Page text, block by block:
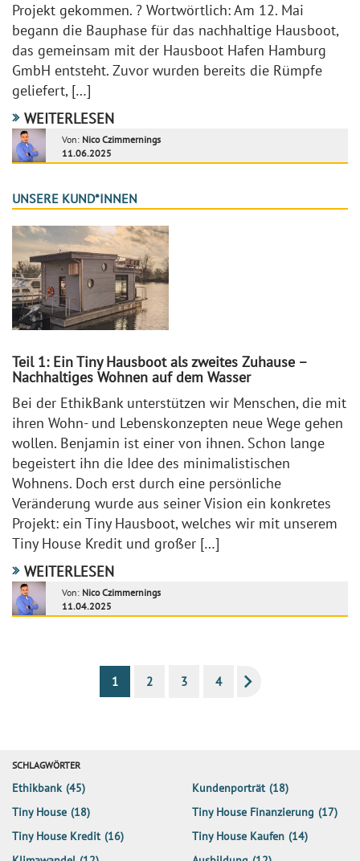
Projekt gekommen. ? Wortwörtlich: Am 12. Mai
begann die Bauphase für das nachhaltige Hausboot,
das gemeinsam mit der Hausboot Hafen Hamburg
GmbH entsteht. Zuvor wurden bereits die Rümpfe
geliefert, […]
WEITERLESEN
Von: Nico Czimmernings
11.06.2025
UNSERE KUND*INNEN
Teil 1: Ein Tiny Hausboot als zweites Zuhause –
Nachhaltiges Wohnen auf dem Wasser
Bei der EthikBank unterstützen wir Menschen, die mit
ihren Wohn- und Lebenskonzepten neue Wege gehen
wollen. Benjamin ist einer von ihnen. Schon lange
begeistert ihn die Idee des minimalistischen
Wohnens. Doch erst durch eine persönliche
Veränderung wurde aus seiner Vision ein konkretes
Projekt: ein Tiny Hausboot, welches wir mit unserem
Tiny House Kredit und großer […]
WEITERLESEN
Von: Nico Czimmernings
11.04.2025
1 2 3 4
SCHLAGWÖRTER
Ethikbank (45) Kundenporträt (18)
Tiny House (18) Tiny House Finanzierung (17)
Tiny House Kredit (16) Tiny House Kaufen (14)